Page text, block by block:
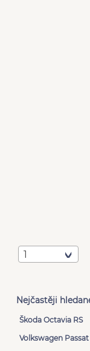
1
Nejčastěji
Škoda Octavia RS
Volkswagen